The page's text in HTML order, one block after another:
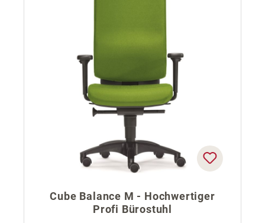
Cube Balance M - Hochwertiger
Profi Bürostuhl